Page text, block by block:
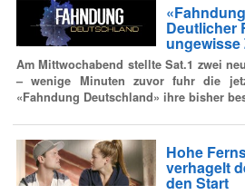
Deutlicher
Am Mittwochabend stellte Sat.1 zwei
– wenige Minuten zuvor fuhr die
«Fahndung Deutschland» ihre bisher
Hohe
verhagelt
den Start